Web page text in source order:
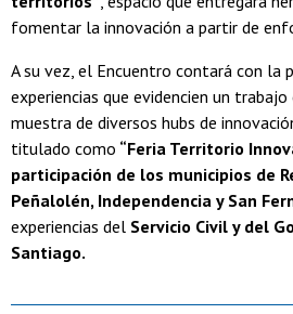
fomentar la innovación a partir de
A su vez, el Encuentro contará con la
experiencias que evidencien un
muestra de diversos hubs de
titulado como “Feria Territorio
participación de los municipios de
Peñalolén, Independencia y San
experiencias del Servicio Civil y del
Santiago.